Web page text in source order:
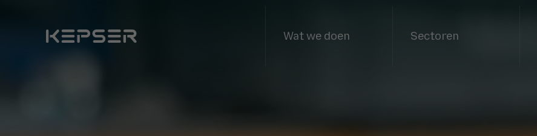
Wat we doen Sectoren